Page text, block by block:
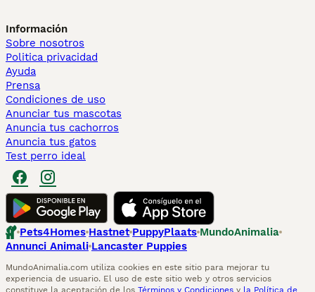
Información
Sobre nosotros
Politica privacidad
Ayuda
Prensa
Condiciones de uso
Anunciar tus mascotas
Anuncia tus cachorros
Anuncia tus gatos
Test perro ideal
Pets4Homes Hastnet PuppyPlaats MundoAnimalia
Annunci Animali Lancaster Puppies
MundoAnimalia.com utiliza cookies en este sitio para mejorar tu
experiencia de usuario. El uso de este sitio web y otros servicios